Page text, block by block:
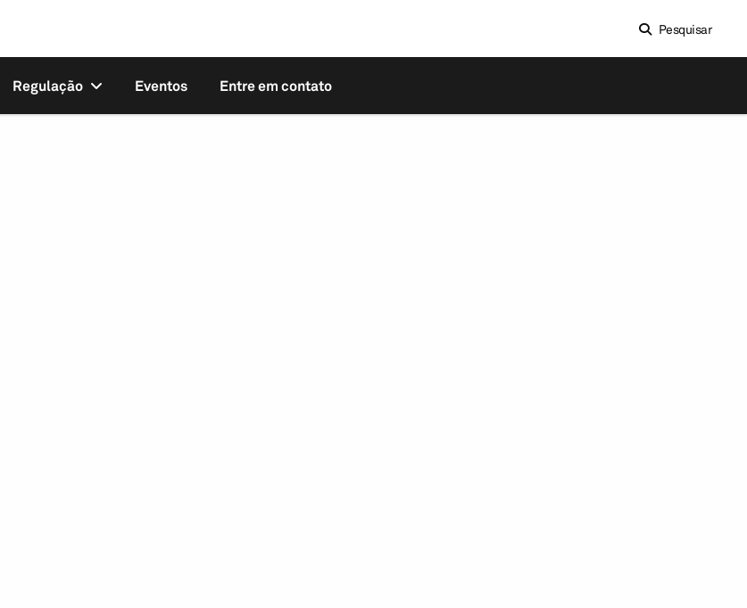
Pesquisar
Regulação Eventos Entre em contato